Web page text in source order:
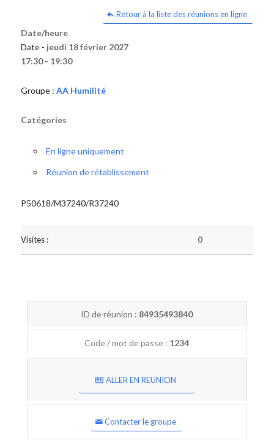
Retour à la liste des réunions en ligne
Date/heure
Date - jeudi 18 février 2027
17:30 - 19:30
Groupe : AA Humilité
Catégories
En ligne uniquement
Réunion de rétablissement
P50618/M37240/R37240
Visites : 0
ID de réunion : 84935493840
Code / mot de passe : 1234
ALLER EN REUNION
Contacter le groupe